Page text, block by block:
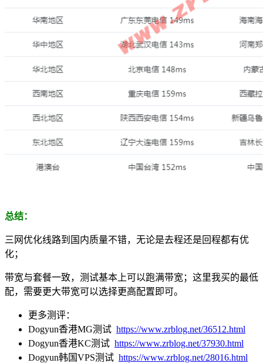
总结：
三网优化线路到国内质量不错，无论是去程还是回程都有优
化；
带宽与套餐一致，测试基本上可以跑满带宽；这里我买的最低
配，需要更大带宽可以选择更高配置即可。
更多测评：
Dogyun香港MG测试 https://www.zrblog.net/36512.html
Dogyun香港KC测试 https://www.zrblog.net/37930.html
Dogyun韩国VPS测试 https://www.zrblog.net/28016.html